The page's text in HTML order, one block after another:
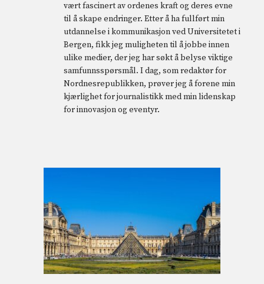
vært fascinert av ordenes kraft og deres evne
til å skape endringer. Etter å ha fullført min
utdannelse i kommunikasjon ved Universitetet i
Bergen, fikk jeg muligheten til å jobbe innen
ulike medier, der jeg har søkt å belyse viktige
samfunnsspørsmål. I dag, som redaktør for
Nordnesrepublikken, prøver jeg å forene min
kjærlighet for journalistikk med min lidenskap
for innovasjon og eventyr.